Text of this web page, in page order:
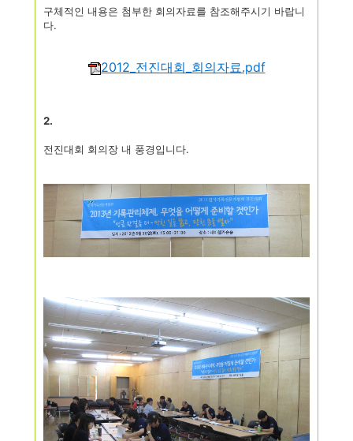
구체적인 내용은 첨부한 회의자료를 참조해주시기 바랍니
다.
2012_전진대회_회의자료.pdf
2.
전진대회 회의장 내 풍경입니다.